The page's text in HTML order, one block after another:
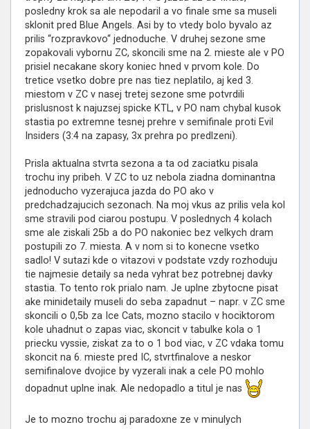
posledny krok sa ale nepodaril a vo finale sme sa museli
sklonit pred Blue Angels. Asi by to vtedy bolo byvalo az
prilis “rozpravkovo“ jednoduche. V druhej sezone sme
zopakovali vybornu ZC, skoncili sme na 2. mieste ale v PO
prisiel necakane skory koniec hned v prvom kole. Do
tretice vsetko dobre pre nas tiez neplatilo, aj ked 3.
miestom v ZC v nasej tretej sezone sme potvrdili
prislusnost k najuzsej spicke KTL, v PO nam chybal kusok
stastia po extremne tesnej prehre v semifinale proti Evil
Insiders (3:4 na zapasy, 3x prehra po predlzeni).
Prisla aktualna stvrta sezona a ta od zaciatku pisala
trochu iny pribeh. V ZC to uz nebola ziadna dominantna
jednoducho vyzerajuca jazda do PO ako v
predchadzajucich sezonach. Na moj vkus az prilis vela kol
sme stravili pod ciarou postupu. V poslednych 4 kolach
sme ale ziskali 25b a do PO nakoniec bez velkych dram
postupili zo 7. miesta. A v nom si to konecne vsetko
sadlo! V sutazi kde o vitazovi v podstate vzdy rozhoduju
tie najmesie detaily sa neda vyhrat bez potrebnej davky
stastia. To tento rok prialo nam. Je uplne zbytocne pisat
ake minidetaily museli do seba zapadnut – napr. v ZC sme
skoncili o 0,5b za Ice Cats, mozno stacilo v hociktorom
kole uhadnut o zapas viac, skoncit v tabulke kola o 1
priecku vyssie, ziskat za to o 1 bod viac, v ZC vdaka tomu
skoncit na 6. mieste pred IC, stvrtfinalove a neskor
semifinalove dvojice by vyzerali inak a cele PO mohlo
dopadnut uplne inak. Ale nedopadlo a titul je nas
Je to mozno trochu aj paradoxne ze v minulych